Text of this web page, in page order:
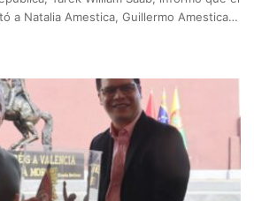
a Natalia Amestica, Guillermo Amestica…